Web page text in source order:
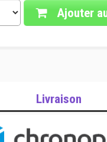
Ajouter
Livraison